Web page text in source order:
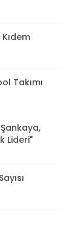
Takımı
Lideri"